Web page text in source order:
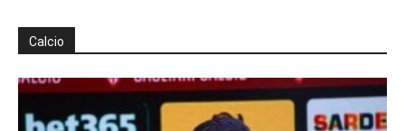
Calcio